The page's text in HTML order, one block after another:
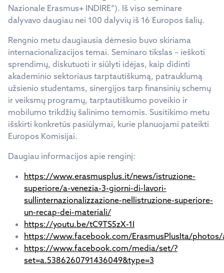
Nazionale Erasmus+ INDIRE“). Iš viso seminare
dalyvavo daugiau nei 100 dalyvių iš 16 Europos šalių.
Rengnio metu daugiausia dėmesio buvo skiriama
internacionalizacijos temai. Seminaro tikslas – ieškoti
sprendimų, diskutuoti ir siūlyti idėjas, kaip didinti
akademinio sektoriaus tarptautiškumą, patrauklumą
užsienio studentams, sinergijos tarp finansinių schemų
ir veiksmų programų, tarptautiškumo poveikio ir
mobilumo trikdžių šalinimo temomis. Susitikimo metu
išskirti konkretūs pasiūlymai, kurie planuojami pateikti
Europos Komisijai.
Daugiau informacijos apie renginį:
https://www.erasmusplus.it/news/istruzione-
superiore/a-venezia-3-giorni-di-lavori-
sullinternazionalizzazione-nellistruzione-superiore-
un-recap-dei-materiali/
https://youtu.be/tC9TS5zX-1I
https://www.facebook.com/ErasmusPlusIta/photos/
https://www.facebook.com/media/set/?
set=a.5386260791436049&type=3